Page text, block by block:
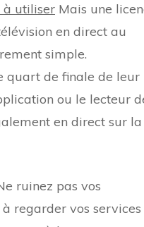
à utiliser Mais une
en direct au
simple.
quart de finale de leur
ou le lecteur
en direct sur la
ruinez pas vos
regarder vos services